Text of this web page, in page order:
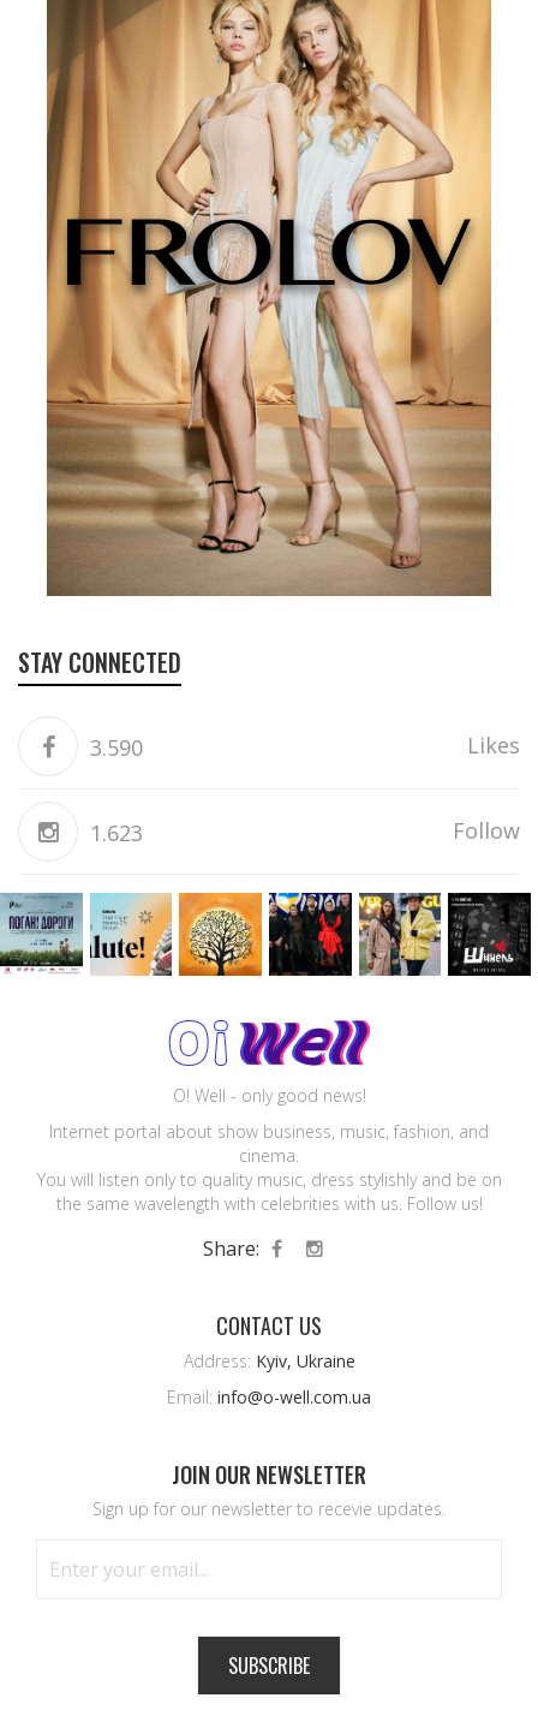
STAY CONNECTED
3.590 Likes
1.623 Follow
O! Well - only good news!
Internet portal about show business, music, fashion, and
cinema.
You will listen only to quality music, dress stylishly and be on
the same wavelength with celebrities with us. Follow us!
Share:
CONTACT US
Address: Kyiv, Ukraine
Email: info@o-well.com.ua
JOIN OUR NEWSLETTER
Sign up for our newsletter to recevie updates.
SUBSCRIBE